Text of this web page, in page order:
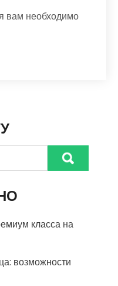
вам необходимо
класса на
возможности